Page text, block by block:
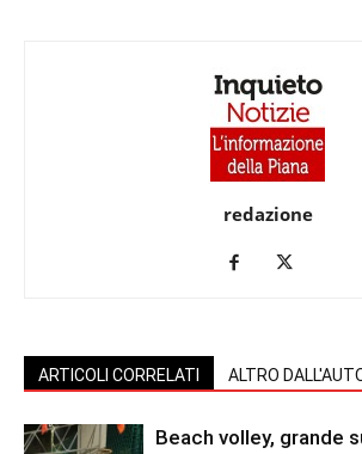
redazione
ARTICOLI CORRELATI ALTRO
Beach volley, grande